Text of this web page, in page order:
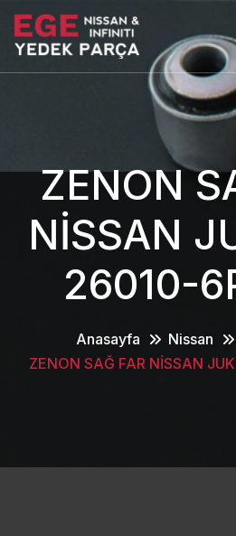
ZENON
NİSSAN
26010-
Anasayfa Nissan
ZENON SAĞ FAR NİSSAN